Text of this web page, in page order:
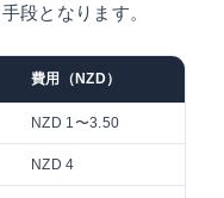
段となります。
費用（NZD）
NZD 1〜3.50
NZD 4